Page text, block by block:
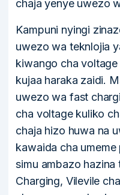
chaja yenye uwezo
Kampuni nyingi
uwezo wa teknlojia
kiwango cha
kujaa haraka zaidi.
uwezo wa fast
cha voltage kuliko
chaja hizo huwa na
kawaida cha
simu ambazo
Charging, Vilevile